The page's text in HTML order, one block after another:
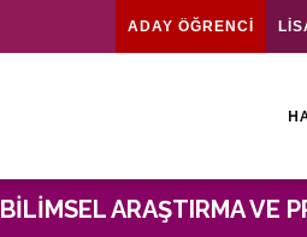
ADAY ÖĞRENCİ
BILIMSEL ARAŞTIRMA VE